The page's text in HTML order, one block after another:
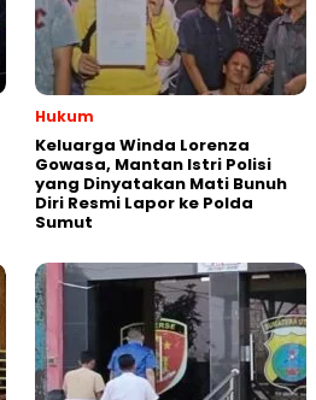
Hukum
Keluarga Winda Lorenza
Gowasa, Mantan Istri Polisi
yang Dinyatakan Mati Bunuh
Diri Resmi Lapor ke Polda
Sumut